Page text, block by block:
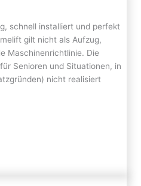
schnell installiert und perfekt
gilt nicht als Aufzug,
Maschinenrichtlinie. Die
Senioren und Situationen, in
nicht realisiert